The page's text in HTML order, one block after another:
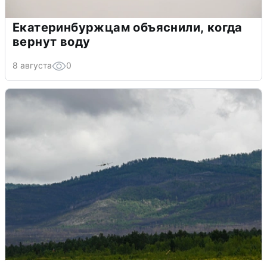
Екатеринбуржцам объяснили, когда
вернут воду
8 августа 0